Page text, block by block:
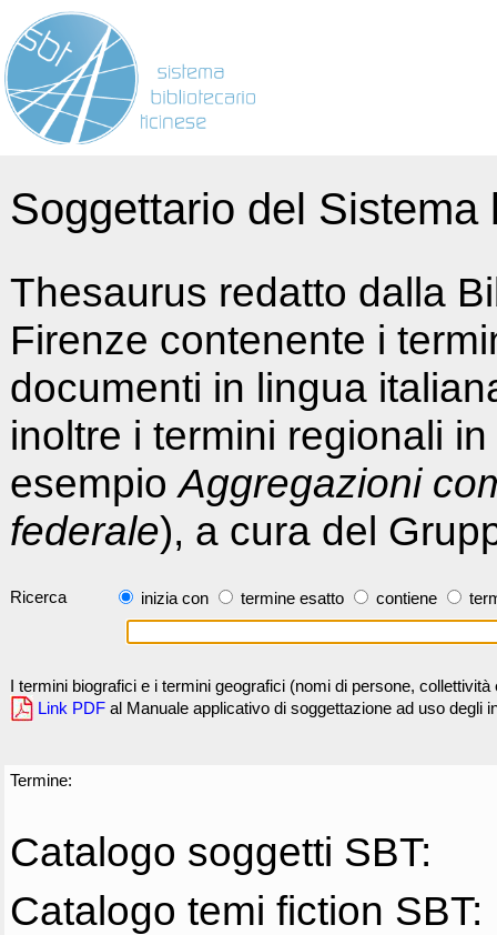
Soggettario del
Thesaurus redatto dalla
Firenze contenente i
documenti in lingua
inoltre i termini regionali
esempioAggregazioni
federale), a cura del
Ricerca inizia con termine esatto contiene
I termini biografici e i termini geografici (nomi di persone,
Link PDF al Manuale applicativo di soggettazione ad uso degli
Termine:
Catalogo soggetti SBT:
Catalogo temi fiction SBT: